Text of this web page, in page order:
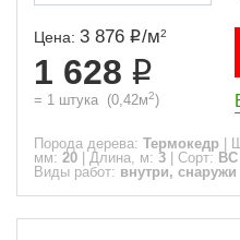
Цена: 3 876 /м2
1 628
= 1 штука (0,42м2)
Порода дерева: Термокедр
мм: 20 Длина, м: 3 Сорт: ВС
Виды работ: внутри, снаружи